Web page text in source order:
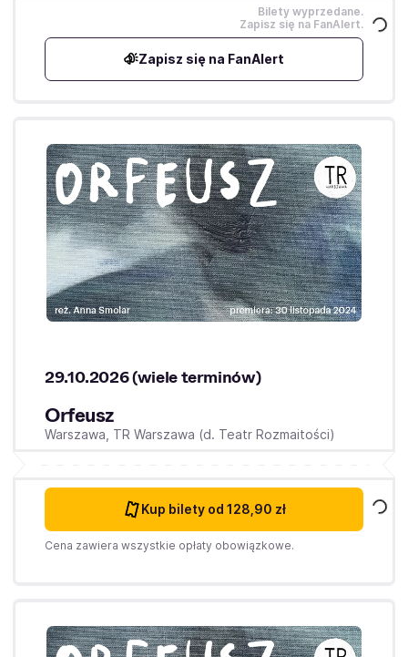
Bilety wyprzedane.
Zapisz się na FanAlert.
Zapisz się na FanAlert
29.10.2026 (wiele terminów)
Orfeusz
Warszawa, TR Warszawa (d. Teatr Rozmaitości)
Kup bilety od 128,90 zł
Cena zawiera wszystkie opłaty obowiązkowe.